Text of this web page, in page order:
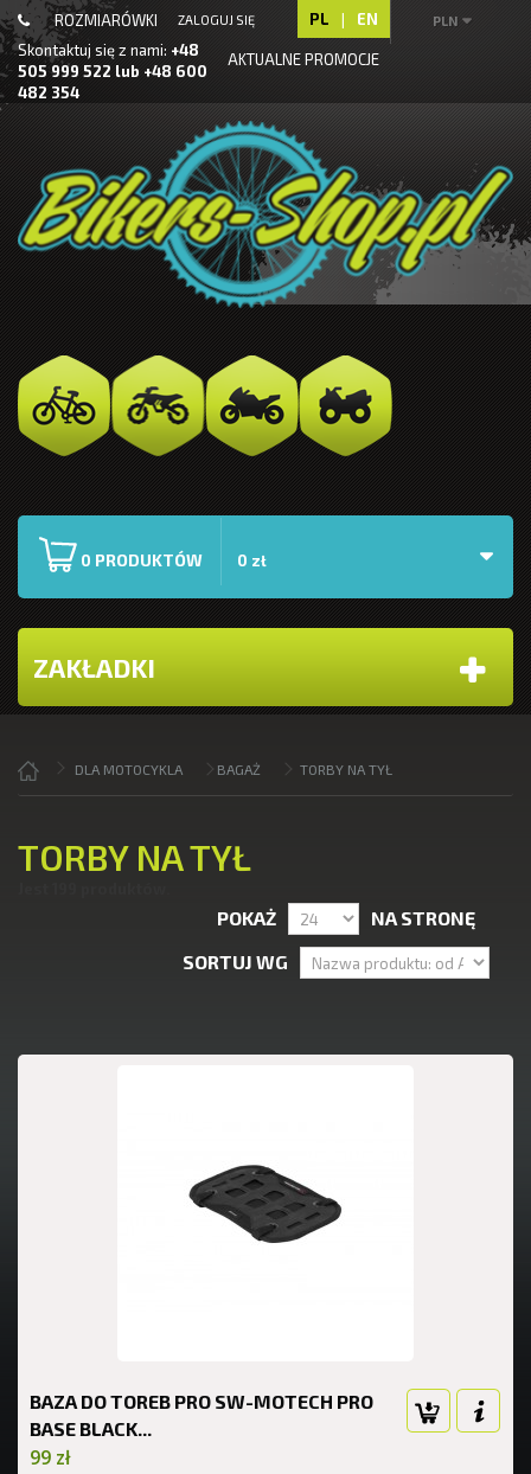
PLN
PL | EN
ZALOGUJ SIĘ
ROZMIARÓWKI
AKTUALNE PROMOCJE
Skontaktuj się z nami: +48
505 999 522 lub +48 600
482 354
0 PRODUKTÓW 0 zł
ZAKŁADKI
DLA MOTOCYKLA BAGAŻ TORBY NA TYŁ
TORBY NA TYŁ
POKAŻ
NA STRONĘ
SORTUJ WG
BAZA DO TOREB PRO SW-MOTECH PRO
BASE BLACK...
99 zł